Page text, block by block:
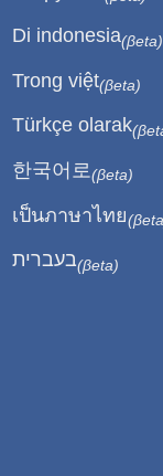
Di indonesia(βeta)
Trong việt(βeta)
Türkçe olarak
한국어로 (βeta)
เป็นภาษาไทย
בעברית(βeta)